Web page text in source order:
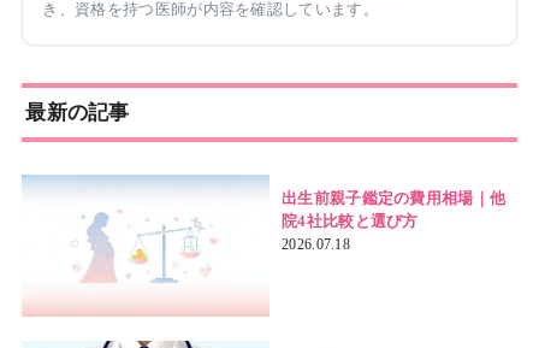
き、資格を持つ医師が内容を確認しています。
最新の記事
出生前親子鑑定の費用相場｜他
院4社比較と選び方
2026.07.18